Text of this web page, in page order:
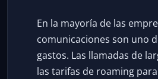
En la mayoría de las
comunicaciones son uno
gastos. Las llamadas de
las tarifas de roaming